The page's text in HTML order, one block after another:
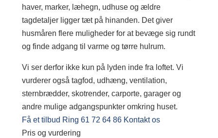
haver, marker, læhegn, udhuse og ældre
tagdetaljer ligger tæt på hinanden. Det giver
husmåren flere muligheder for at bevæge sig rundt
og finde adgang til varme og tørre hulrum.
Vi ser derfor ikke kun på lyden inde fra loftet. Vi
vurderer også tagfod, udhæng, ventilation,
sternbrædder, skotrender, carporte, garager og
andre mulige adgangspunkter omkring huset.
Få et tilbud Ring 61 72 64 86 Kontakt os
Pris og vurdering